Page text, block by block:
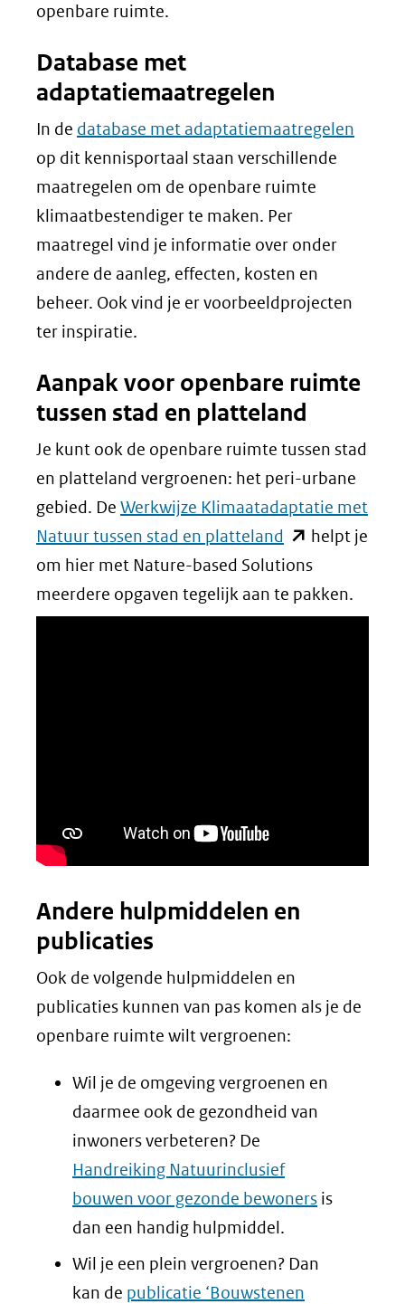
openbare ruimte.
Database met
adaptatiemaatregelen
In de database met adaptatiemaatregelen
op dit kennisportaal staan verschillende
maatregelen om de openbare ruimte
klimaatbestendiger te maken. Per
maatregel vind je informatie over onder
andere de aanleg, effecten, kosten en
beheer. Ook vind je er voorbeeldprojecten
ter inspiratie.
Aanpak voor openbare ruimte
tussen stad en platteland
Je kunt ook de openbare ruimte tussen stad
en platteland vergroenen: het peri-urbane
gebied. De Werkwijze Klimaatadaptatie met
Natuur tussen stad en platteland (opent
in
nieuw
venster)
helpt je
om hier met Nature-based Solutions
meerdere opgaven tegelijk aan te pakken.
Andere hulpmiddelen en
publicaties
Ook de volgende hulpmiddelen en
publicaties kunnen van pas komen als je de
openbare ruimte wilt vergroenen:
Wil je de omgeving vergroenen en
daarmee ook de gezondheid van
inwoners verbeteren? De
Handreiking Natuurinclusief
bouwen voor gezonde bewoners is
dan een handig hulpmiddel.
Wil je een plein vergroenen? Dan
kan de publicatie ‘Bouwstenen